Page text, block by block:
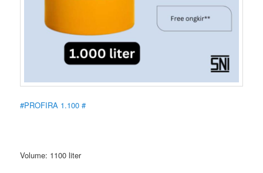
#PROFIRA 1.100 #
Volume: 1100 liter